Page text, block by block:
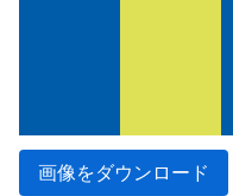
画像をダウンロード